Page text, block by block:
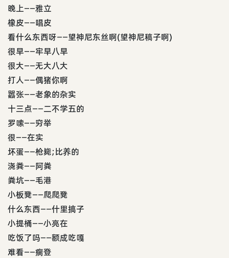
晚上——雅立
橡皮——唱皮
看什么东西呀——望神尼东丝啊(望神尼稿子啊)
很早——牢早八早
很大——无大八大
打人——偶猪你啊
嚣张——老象的杂实
十三点——二不学五的
罗嗦——穷举
很——在实
坏蛋——枪毙;比养的
浇粪——阿粪
粪坑——毛港
小板凳——爬爬凳
什么东西——什里搞子
小提桶——小亮在
吃饭了吗——额成吃嘎
难看——瘸登